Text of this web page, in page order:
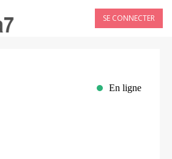
SE CONNECTER
En ligne